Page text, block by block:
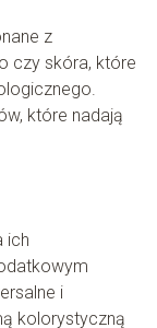
z
czy skóra, które
które nadają
ich
i
kolorystyczną